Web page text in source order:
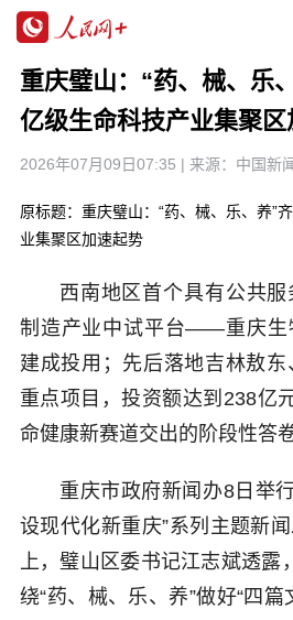
重庆璧山：“药、械、乐
亿级生命科技产业集聚
2026年07月09日07:35 | 来源： 中国新
原标题：重庆璧山：“药、械、乐、养”
业集聚区加速起势
西南地区首个具有公共
制造产业中试平台——重庆生
建成投用；先后落地吉林敖
重点项目，投资额达到238亿
命健康新赛道交出的阶段性答卷
重庆市政府新闻办8日举
设现代化新重庆”系列主题新
上，璧山区委书记江志斌透露
绕“药、械、乐、养”做好“四篇